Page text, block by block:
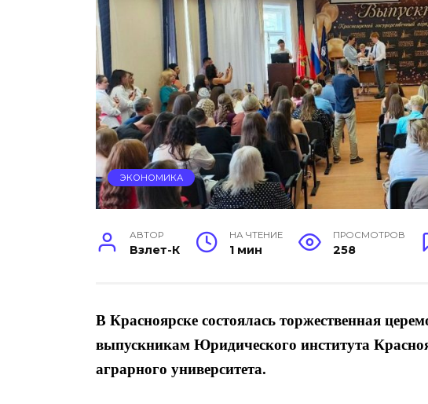
ЭКОНОМИКА
АВТОР
Взлет-К
НА ЧТЕНИЕ
1 мин
ПРОСМОТРОВ
258
В Красноярске состоялась торжественная
выпускникам Юридического института
аграрного университета.